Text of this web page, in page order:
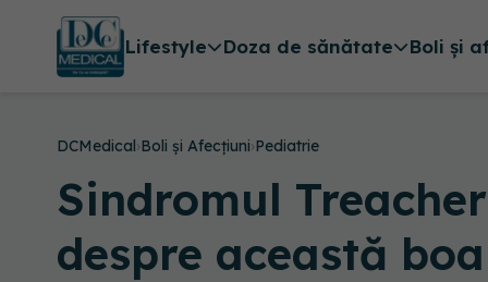
Lifestyle Doza de sănătate Boli și
DCMedical›Boli și Afecțiuni›Pediatrie
Sindromul
despre această